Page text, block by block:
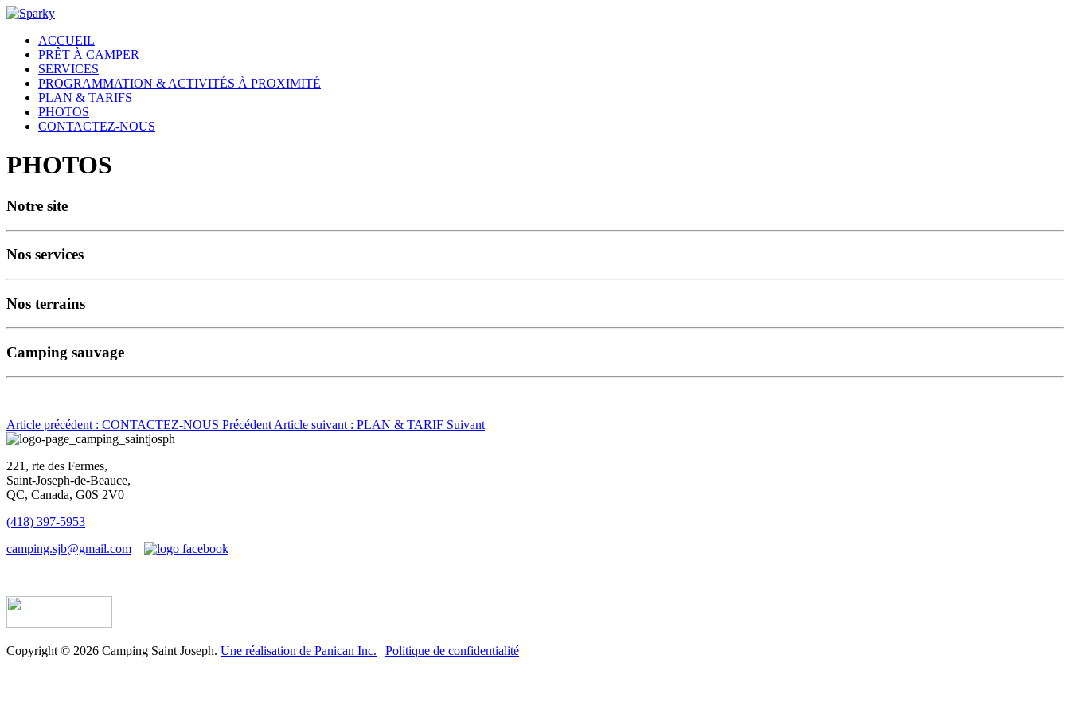
ACCUEIL
PRÊT À CAMPER
SERVICES
PROGRAMMATION & ACTIVITÉS À PROXIMITÉ
PLAN & TARIFS
PHOTOS
CONTACTEZ-NOUS
PHOTOS
Notre site
Nos services
Nos terrains
Camping sauvage
Article précédent : CONTACTEZ-NOUS Précédent Article suivant : PLAN & TARIF Suivant
221, rte des Fermes,
Saint-Joseph-de-Beauce,
QC, Canada, G0S 2V0
(418) 397-5953
camping.sjb@gmail.com
Copyright © 2026 Camping Saint Joseph. Une réalisation de Panican Inc. | Politique de confidentialité